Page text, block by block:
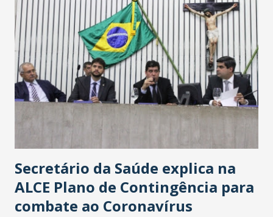
Secretário da Saúde explica na
ALCE Plano de Contingência para
combate ao Coronavírus